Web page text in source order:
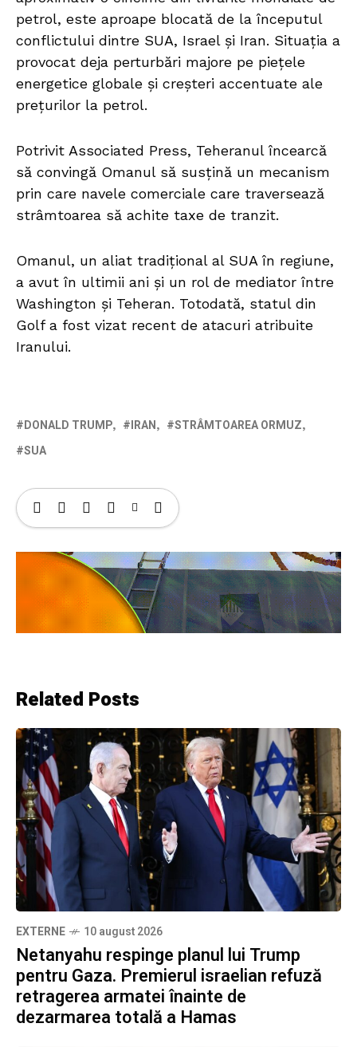
petrol, este aproape blocată de la începutul
conflictului dintre SUA, Israel și Iran. Situația a
provocat deja perturbări majore pe piețele
energetice globale și creșteri accentuate ale
prețurilor la petrol.
Potrivit Associated Press, Teheranul încearcă
să convingă Omanul să susțină un mecanism
prin care navele comerciale care traversează
strâmtoarea să achite taxe de tranzit.
Omanul, un aliat tradițional al SUA în regiune,
a avut în ultimii ani și un rol de mediator între
Washington și Teheran. Totodată, statul din
Golf a fost vizat recent de atacuri atribuite
Iranului.
DONALD TRUMP IRAN
STRÂMTOAREA ORMUZ
SUA
Related Posts
EXTERNE 10 august 2026
Netanyahu respinge planul lui Trump
pentru Gaza. Premierul israelian refuză
retragerea armatei înainte de
dezarmarea totală a Hamas